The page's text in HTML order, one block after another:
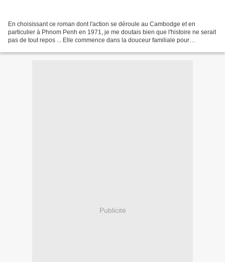
En choisissant ce roman dont l'action se déroule au Cambodge et en
particulier à Phnom Penh en 1971, je me doutais bien que l'histoire ne serait
pas de tout repos ... Elle commence dans la douceur familiale pour
Publicité